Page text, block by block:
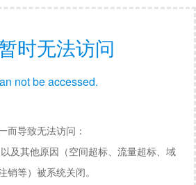
时无法访问
not be accessed.
而导致无法访问：
及其他原因（空间超标、流量超标、域
销等）被系统关闭。